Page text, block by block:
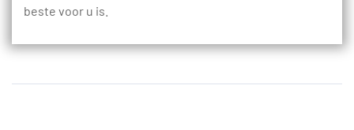
beste voor u is.